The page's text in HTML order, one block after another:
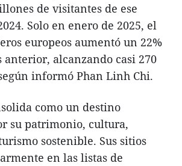
de visitantes de ese
Solo en enero de 2025, el
europeos aumentó un 22%
anterior, alcanzando casi 270
informó Phan Linh Chi.
como un destino
su patrimonio, cultura,
sostenible. Sus sitios
en las listas de